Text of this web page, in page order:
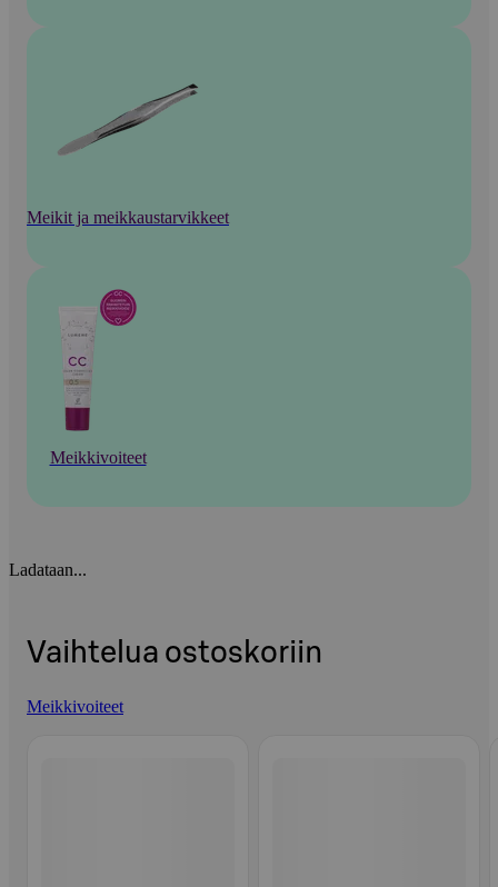
Meikit ja meikkaustarvikkeet
Meikkivoiteet
Ladataan...
Vaihtelua ostoskoriin
Meikkivoiteet